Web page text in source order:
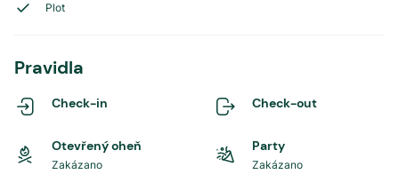
Plot
Pravidla
Check-in Check-out
Otevřený oheň
Zakázano
Party
Zakázano